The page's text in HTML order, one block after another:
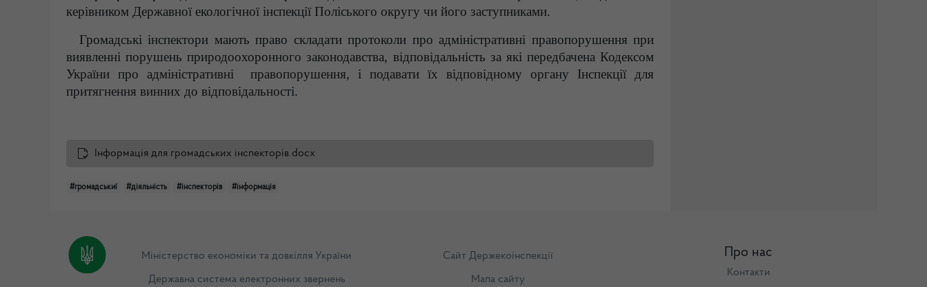
керівником Державної екологічної інспекції Поліського округу чи його заступниками.
Громадські інспектори мають право складати протоколи про адміністративні правопорушення при
виявленні порушень природоохоронного законодавства, відповідальність за які передбачена Кодексом
України про адміністративні правопорушення, і подавати їх відповідному органу Інспекції для
притягнення винних до відповідальності.
Інформація для громадських інспекторів.docx
#громадськиї #діяльність #інспекторів #інформація
Міністерство економіки та довкілля України
Державна система електронних звернень
Сайт Держекоінспекції
Мапа сайту
Про нас
Контакти